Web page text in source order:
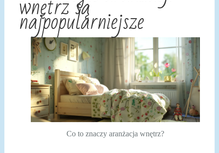
najpopularniejsze
Co to znaczy aranżacja wnętrz?